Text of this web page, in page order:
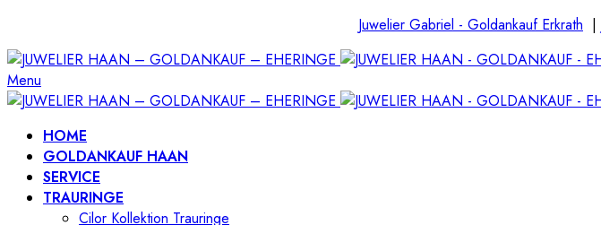
Juwelier Gabriel - Goldankauf Erkrath |
Menu
HOME
GOLDANKAUF HAAN
SERVICE
TRAURINGE
Cilor Kollektion Trauringe